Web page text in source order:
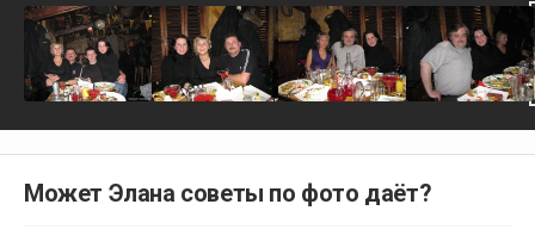
Может Элана советы по фото даёт?